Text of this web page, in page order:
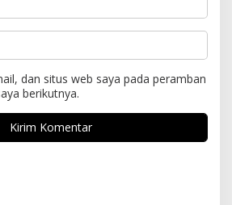
dan situs web saya pada peramban
berikutnya.